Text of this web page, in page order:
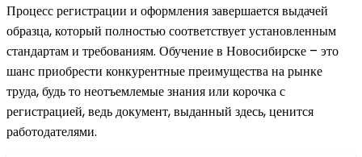
Процесс регистрации и оформления завершается выдачей
образца, который полностью соответствует установленным
стандартам и требованиям. Обучение в Новосибирске – это
шанс приобрести конкурентные преимущества на рынке
труда, будь то неотъемлемые знания или корочка с
регистрацией, ведь документ, выданный здесь, ценится
работодателями.